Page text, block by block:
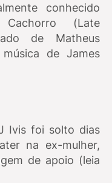
conhecido
(Late
de Matheus
de James
Ivis foi solto dias
na ex-mulher,
de apoio (leia